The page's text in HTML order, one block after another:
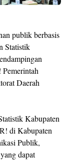
publik berbasis
Statistik
Daerah
Kabupaten
di Kabupaten
Publik,
dapat